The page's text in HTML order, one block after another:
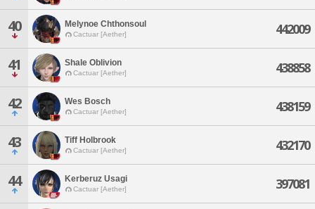
40 Melynoe Chthonsoul
Cactuar [Aether] 442009
41 Shale Oblivion
Cactuar [Aether] 438858
42 Wes Bosch
Cactuar [Aether] 438159
43 Tiff Holbrook
Cactuar [Aether] 432170
44 Kerberuz Usagi
Cactuar [Aether] 397081